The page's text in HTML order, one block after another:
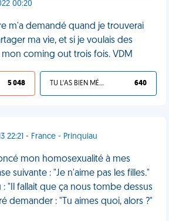
00:20
m'a demandé quand je trouverai
ma vie, et si je voulais des
mon coming out trois fois. VDM
5 048 TU L'AS BIEN MÉRITÉ 640
22:21 - France - Prinquiau
mon homosexualité à mes
suivante : "Je n'aime pas les filles."
"Il fallait que ça nous tombe dessus
demander : "Tu aimes quoi, alors ?"